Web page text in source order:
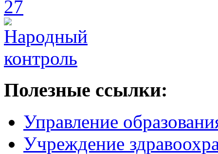
Полезные ссылки:
Управление
Учреждение